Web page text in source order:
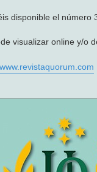
disponible el número
visualizar online y/o